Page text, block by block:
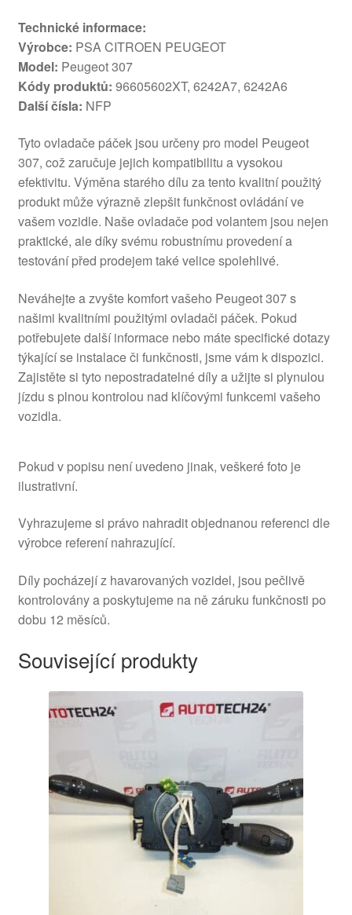
Technické informace:
Výrobce: PSA CITROEN PEUGEOT
Model: Peugeot 307
Kódy produktů: 96605602XT, 6242A7, 6242A6
Další čísla: NFP
Tyto ovladače páček jsou určeny pro model Peugeot
307, což zaručuje jejich kompatibilitu a vysokou
efektivitu. Výměna starého dílu za tento kvalitní použitý
produkt může výrazně zlepšit funkčnost ovládání ve
vašem vozidle. Naše ovladače pod volantem jsou nejen
praktické, ale díky svému robustnímu provedení a
testování před prodejem také velice spolehlivé.
Neváhejte a zvyšte komfort vašeho Peugeot 307 s
našimi kvalitními použitými ovladači páček. Pokud
potřebujete další informace nebo máte specifické dotazy
týkající se instalace či funkčnosti, jsme vám k dispozici.
Zajistěte si tyto nepostradatelné díly a užijte si plynulou
jízdu s plnou kontrolou nad klíčovými funkcemi vašeho
vozidla.
Pokud v popisu není uvedeno jinak, veškeré foto je
ilustrativní.
Vyhrazujeme si právo nahradit objednanou referenci dle
výrobce referení nahrazující.
Díly pocházejí z havarovaných vozidel, jsou pečlivě
kontrolovány a poskytujeme na ně záruku funkčnosti po
dobu 12 měsíců.
Související produkty